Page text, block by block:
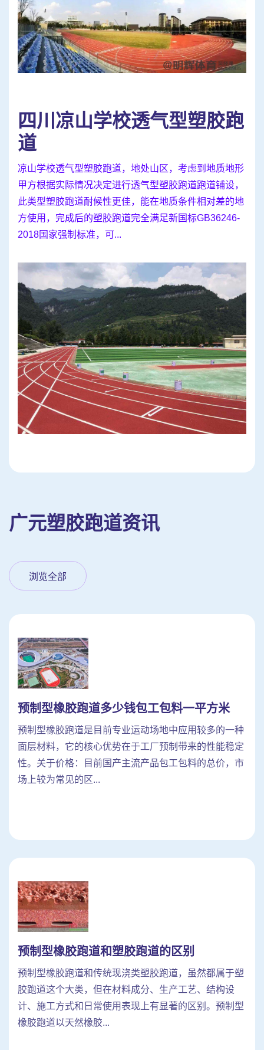
四川凉山学校透气型塑胶跑
道
凉山学校透气型塑胶跑道，地处山区，考虑到地质地形
甲方根据实际情况决定进行透气型塑胶跑道跑道铺设，
此类型塑胶跑道耐候性更佳，能在地质条件相对差的地
方使用，完成后的塑胶跑道完全满足新国标GB36246-
2018国家强制标准，可...
广元塑胶跑道资讯
浏览全部
预制型橡胶跑道多少钱包工包料一平方米
预制型橡胶跑道是目前专业运动场地中应用较多的一种
面层材料，它的核心优势在于工厂预制带来的性能稳定
性。关于价格：目前国产主流产品包工包料的总价，市
场上较为常见的区...
预制型橡胶跑道和塑胶跑道的区别
预制型橡胶跑道和传统现浇类塑胶跑道，虽然都属于塑
胶跑道这个大类，但在材料成分、生产工艺、结构设
计、施工方式和日常使用表现上有显著的区别。预制型
橡胶跑道以天然橡胶...